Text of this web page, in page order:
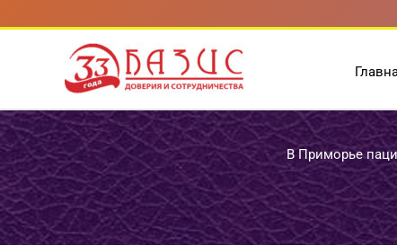
к
содержимому
В Приморье